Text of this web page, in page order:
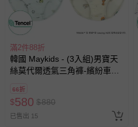
滿2件88折
韓國 Maykids - (3入組)男寶天
絲莫代爾透氣三角褲-繽紛車車
66折
$580 $880
已售出 15